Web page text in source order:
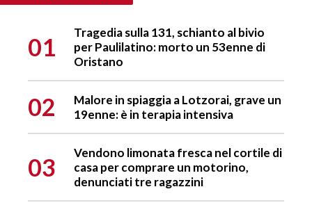
01
Tragedia sulla 131, schianto al bivio
per Paulilatino: morto un 53enne di
Oristano
02
Malore in spiaggia a Lotzorai, grave un
19enne: è in terapia intensiva
03
Vendono limonata fresca nel cortile di
casa per comprare un motorino,
denunciati tre ragazzini